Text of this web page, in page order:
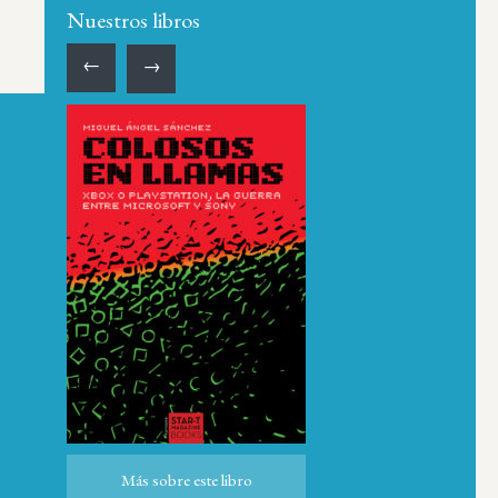
Nuestros libros
← →
Más sobre este libro